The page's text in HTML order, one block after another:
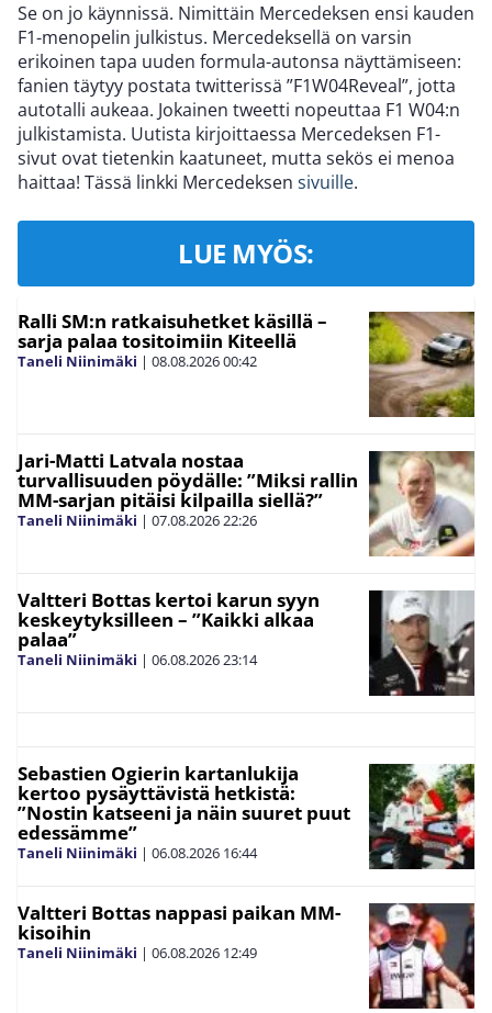
Se on jo käynnissä. Nimittäin Mercedeksen ensi kauden
F1-menopelin julkistus. Mercedeksellä on varsin
erikoinen tapa uuden formula-autonsa näyttämiseen:
fanien täytyy postata twitterissä ”F1W04Reveal”, jotta
autotalli aukeaa. Jokainen tweetti nopeuttaa F1 W04:n
julkistamista. Uutista kirjoittaessa Mercedeksen F1-
sivut ovat tietenkin kaatuneet, mutta sekös ei menoa
haittaa! Tässä linkki Mercedeksen sivuille.
LUE MYÖS:
Ralli SM:n ratkaisuhetket käsillä –
sarja palaa tositoimiin Kiteellä
Taneli Niinimäki | 08.08.202600:42
Jari-Matti Latvala nostaa
turvallisuuden pöydälle: ”Miksi rallin
MM-sarjan pitäisi kilpailla siellä?”
Taneli Niinimäki | 07.08.202622:26
Valtteri Bottas kertoi karun syyn
keskeytyksilleen – ”Kaikki alkaa
palaa”
Taneli Niinimäki | 06.08.202623:14
Sebastien Ogierin kartanlukija
kertoo pysäyttävistä hetkistä:
”Nostin katseeni ja näin suuret puut
edessämme”
Taneli Niinimäki | 06.08.2026 16:44
Valtteri Bottas nappasi paikan MM-
kisoihin
Taneli Niinimäki | 06.08.2026 12:49